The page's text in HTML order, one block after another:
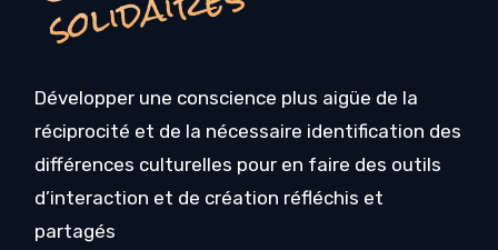
Développer une conscience plus aigüe de la
réciprocité et de la nécessaire identification des
différences culturelles pour en faire des outils
d’interaction et de création réfléchis et
partagés